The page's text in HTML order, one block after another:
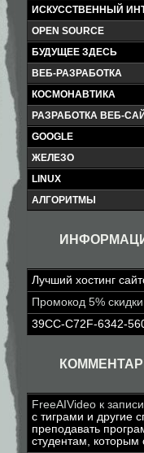
ИСКУССТВЕННЫЙ
OPEN SOURCE
БУДУЩЕЕ ЗДЕСЬ
ВЕБ-РАЗРАБОТКА
КОСМОНАВТИКА
РАЗРАБОТКА ВЕБ-
GOOGLE
ЖЕЛЕЗО
LINUX
АЛГОРИТМЫ
Лучший хостинг
Промокод 5%
39CC-C72F-6342-
FreeAIVideo к записи
с тиграми и другие
преподавать
студентам, которым